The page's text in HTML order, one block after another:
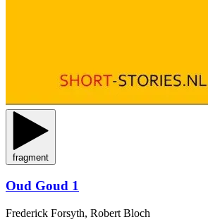
fragment
Oud Goud 1
Frederick Forsyth, Robert Bloch